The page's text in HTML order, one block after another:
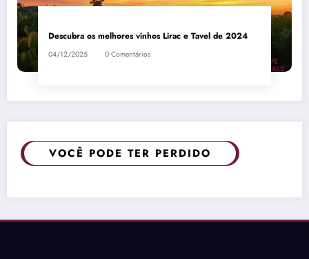
Descubra os melhores vinhos Lirac e Tavel de 2024
04/12/2025 0 Comentários
VOCÊ PODE TER PERDIDO